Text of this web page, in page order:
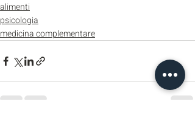
alimenti
psicologia
medicina complementare